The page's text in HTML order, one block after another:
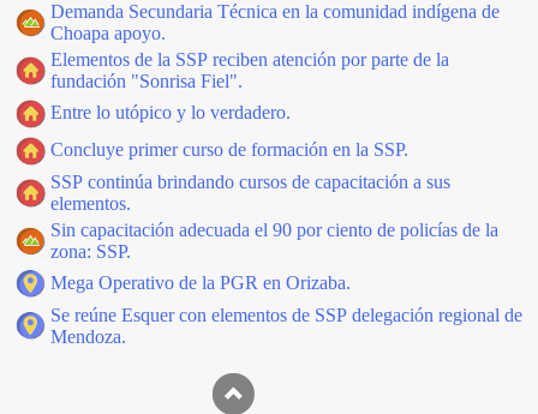
Demanda Secundaria Técnica en la comunidad indígena de
Choapa apoyo.
Elementos de la SSP reciben atención por parte de la
fundación "Sonrisa Fiel".
Entre lo utópico y lo verdadero.
Concluye primer curso de formación en la SSP.
SSP continúa brindando cursos de capacitación a sus
elementos.
Sin capacitación adecuada el 90 por ciento de policías de la
zona: SSP.
Mega Operativo de la PGR en Orizaba.
Se reúne Esquer con elementos de SSP delegación regional de
Mendoza.